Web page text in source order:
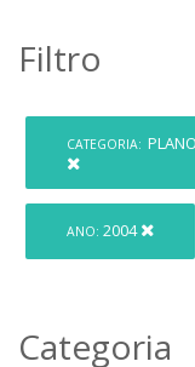
Filtro
CATEGORIA:
ANO: 2004
Categoria